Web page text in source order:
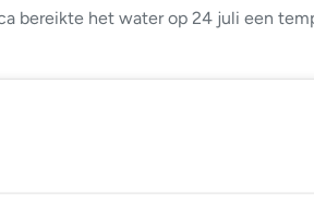
bereikte het water op 24 juli een